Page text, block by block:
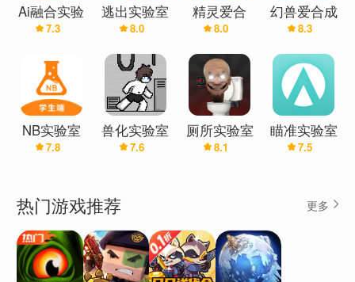
将精确地将你的选择混合在一起，为你带来惊喜。
现在让我们一起走进实验室，释放你的想象力，探
索未知领域，创造出一个又一个令人惊叹的融合
吧！
Ai融合实验
室
7.3
逃出实验室
8.0
精灵爱合
成-全世代
全新对战
8.0
幻兽爱合成
8.3
NB实验室
7.8
兽化实验室
Transfur
7.6
厕所实验室
(辅助菜单)
8.1
瞄准实验室
7.5
热门游戏推荐 更多